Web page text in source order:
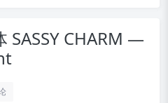
SASSY CHARM —